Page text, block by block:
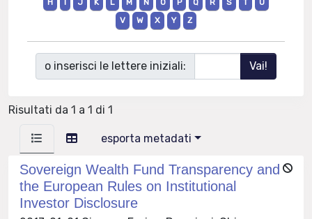
V
W X Y Z
o inserisci le lettere iniziali:
Risultati da 1 a 1 di 1
esporta metadati
Sovereign Wealth Fund Transparency and
the European Rules on Institutional
Investor Disclosure